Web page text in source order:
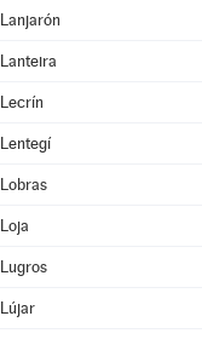
Lanjarón
Lanteira
Lecrín
Lentegí
Lobras
Loja
Lugros
Lújar